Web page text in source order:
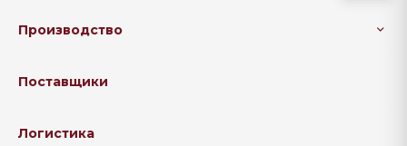
Производство
Поставщики
Логистика